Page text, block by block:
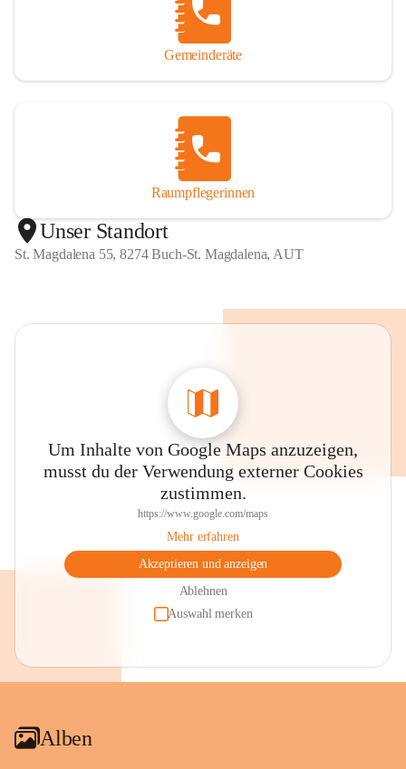
Gemeinderäte
Raumpflegerinnen
Unser Standort
St. Magdalena 55, 8274 Buch-St. Magdalena, AUT
Um Inhalte von Google Maps anzuzeigen,
musst du der Verwendung externer Cookies
zustimmen.
https://www.google.com/maps
Mehr erfahren
Akzeptieren und anzeigen
Ablehnen
Auswahl merken
Alben